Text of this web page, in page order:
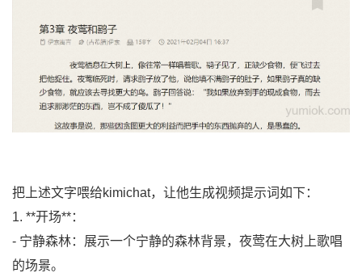
把上述文字喂给kimichat，让他生成视频提示词如下：
1. **开场**：
- 宁静森林：展示一个宁静的森林背景，夜莺在大树上歌唱
的场景。